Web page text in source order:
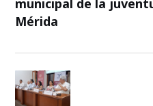
municipal de la
Mérida